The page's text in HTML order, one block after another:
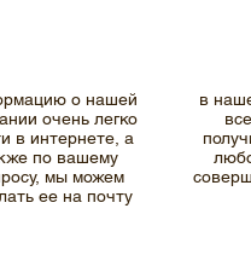
о нашей
очень легко
в интернете, а
по вашему
мы можем
ее на почту
в